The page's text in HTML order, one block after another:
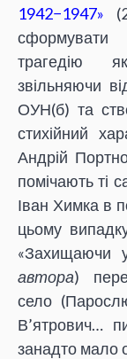
1942−1947»
трагедію
звільняючи
ОУН(б) та
стихійний
Андрій
помічають ті
Іван Химка в
цьому
«Захищаючи
автора)
село
В’ятрович…
занадто мало